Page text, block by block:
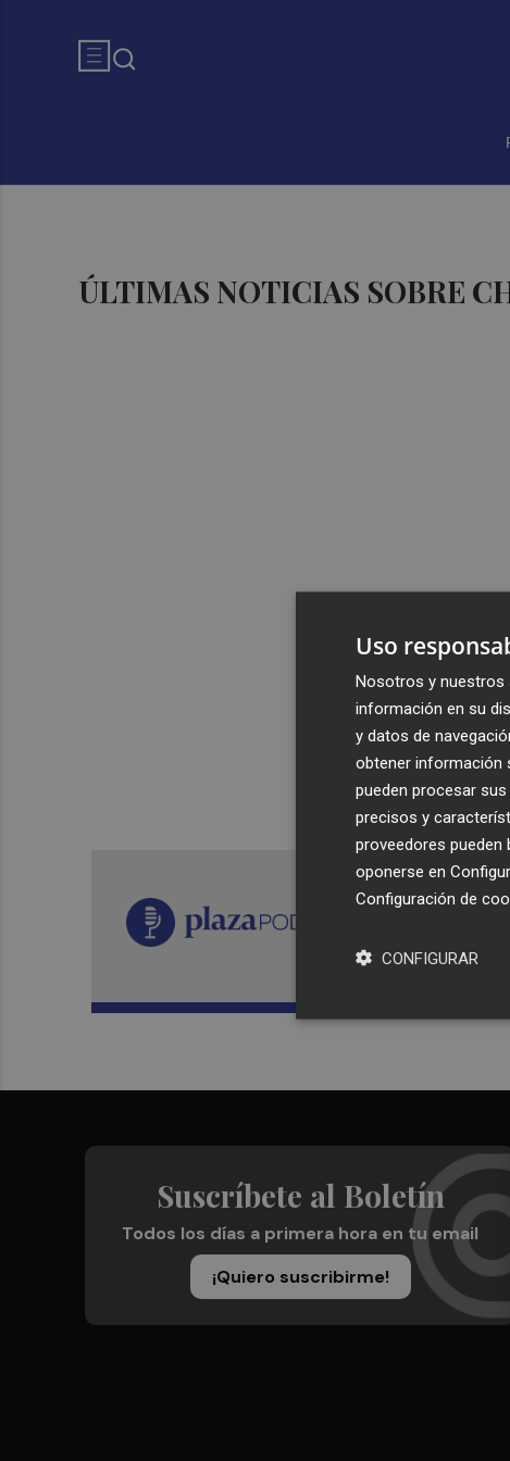
ÚLTIMAS NOTICIAS SOBRE
Suscríbete al Boletín
Todos los días a primera hora en tu email
¡Quiero suscribirme!
Uso
Nosotros y nuestros
información en su
y datos de
obtener información
pueden procesar
precisos y
proveedores pueden
oponerse en
Configuración de
CONFIGURAR